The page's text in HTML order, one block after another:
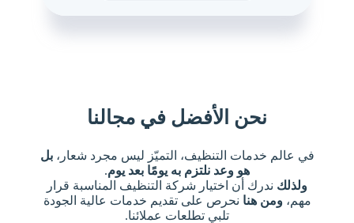
نحن الأفضل في مجالنا
في عالم خدمات التنظيف، التميّز ليس مجرد شعار،بل
هو وعد نلتزم به يومًا بعد يوم.
ولذلك ندرك أن اختيار شركة التنظيف المناسبة قرار
مهم،ومن هنا نحرص على تقديم خدمات عالية الجودة
تلبي تطلعات عملائنا.